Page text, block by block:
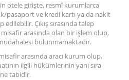
otele girişte, resmî kurumlarca
pasaport ve kredi kartı ya da nakit
Çıkış sırasında talep
arasında olan bir işlem olup,
bulunmamaktadır.
arasında aracı kurum olup,
ilgili hükümlerinin yanı sıra
tabidir.